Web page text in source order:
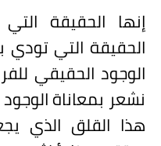
إنها الحقيقة
الحقيقة التي تودي
الوجود الحقيقي
نشعر بمعاناة
هذا القلق الذي